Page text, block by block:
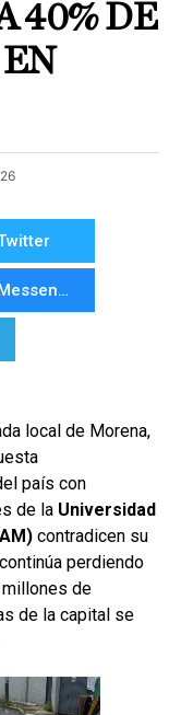
40% DE
Messenger
local de Morena,
país con
de la Universidad
contradicen su
perdiendo
millones de
de la capital se